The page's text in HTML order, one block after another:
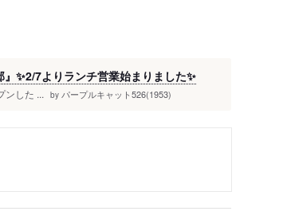
✨2/7よりランチ営業始まりました✨
ンした ... by パープルキャット526(1953)